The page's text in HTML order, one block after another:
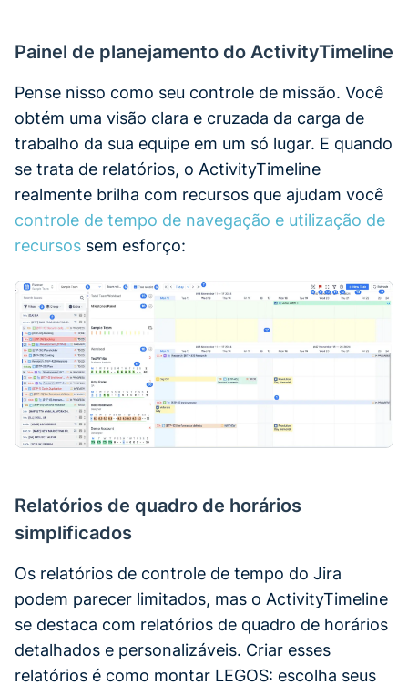
Painel de planejamento do ActivityTimeline
Pense nisso como seu controle de missão. Você
obtém uma visão clara e cruzada da carga de
trabalho da sua equipe em um só lugar. E quando
se trata de relatórios, o ActivityTimeline
realmente brilha com recursos que ajudam você
controle de tempo de navegação e utilização de
recursos sem esforço:
Relatórios de quadro de horários
simplificados
Os relatórios de controle de tempo do Jira
podem parecer limitados, mas o ActivityTimeline
se destaca com relatórios de quadro de horários
detalhados e personalizáveis. Criar esses
relatórios é como montar LEGOS: escolha seus